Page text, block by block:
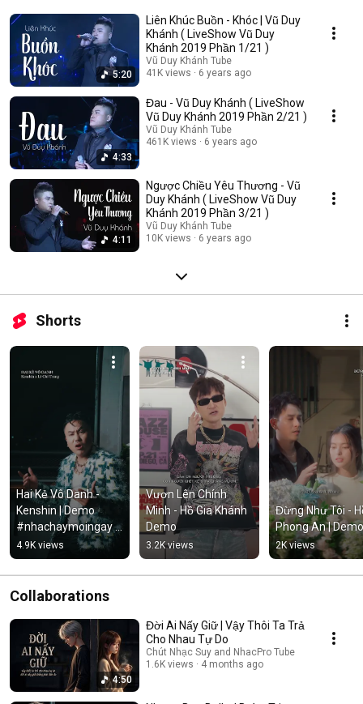
Đạt G , Dương Hoàng Yến
5:20
Liên Khúc Buồn - Khóc | Vũ Duy
Khánh ( LiveShow Vũ Duy
Khánh 2019 Phần 1/21 )
Vũ Duy Khánh Tube
41K views
6 years ago
4:33
Đau - Vũ Duy Khánh ( LiveShow
Vũ Duy Khánh 2019 Phần 2/21 )
Vũ Duy Khánh Tube
461K views
6 years ago
4:11
Ngược Chiều Yêu Thương - Vũ
Duy Khánh ( LiveShow Vũ Duy
Khánh 2019 Phần 3/21 )
Vũ Duy Khánh Tube
10K views
6 years ago
Shorts
Hai Kẻ Vô Danh -
Kenshin | Demo
#nhachaymoingay
#tamtrang
4.9K views
Vươn Lên Chính
Mình - Hồ Gia Khánh
Demo
3.2K views
Đừng Như Tôi -
Phong An | Demo
2K views
Collaborations
4:50
Đời Ai Nấy Giữ | Vậy Thôi Ta Trả
Cho Nhau Tự Do
Chút Nhạc Suy and NhacPro Tube
1.6K views
4 months ago